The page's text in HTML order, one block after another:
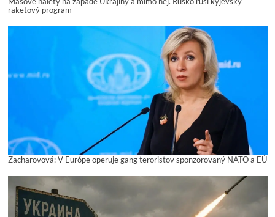
raketový program
Zacharovová: V Európe operuje gang teroristov sponzorovaný NATO a EÚ